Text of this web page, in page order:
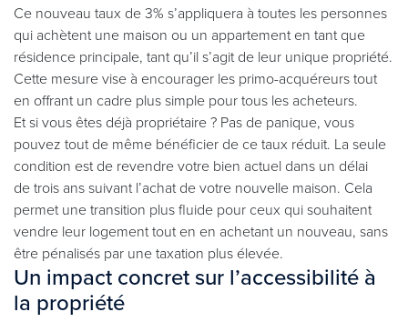
Ce nouveau taux de 3% s’appliquera à toutes les personnes
qui achètent une maison ou un appartement en tant que
résidence principale, tant qu’il s’agit de leur unique propriété.
Cette mesure vise à encourager les primo-acquéreurs tout
en offrant un cadre plus simple pour tous les acheteurs.
Et si vous êtes déjà propriétaire ? Pas de panique, vous
pouvez tout de même bénéficier de ce taux réduit. La seule
condition est de revendre votre bien actuel dans un délai
de trois ans suivant l’achat de votre nouvelle maison. Cela
permet une transition plus fluide pour ceux qui souhaitent
vendre leur logement tout en en achetant un nouveau, sans
être pénalisés par une taxation plus élevée.
Un impact concret sur l’accessibilité à
la propriété